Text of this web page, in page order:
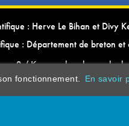
: Herve Le Bihan et Divy
: Département de breton et
2 / Kevrenn brezhoneg ha
fonctionnement. En savoir